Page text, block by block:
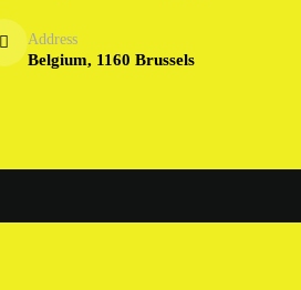
Address
Belgium, 1160 Brussels